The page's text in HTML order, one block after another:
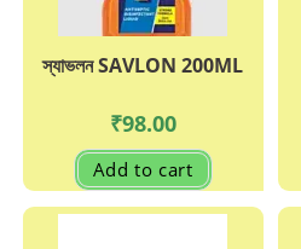
স্যাভলন SAVLON 200ML
₹98.00
Add to cart